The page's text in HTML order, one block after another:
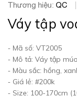
Thương hiệu: QC
Váy tập
- Mã số: VT2005
- Mô tả: Váy tập
- Màu sắc: hồng,
- Giá lẻ: #200k
- Size: 100-170cm